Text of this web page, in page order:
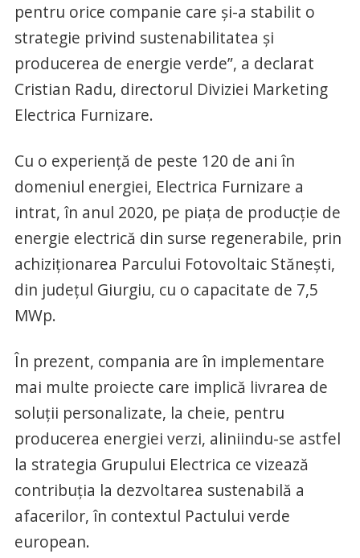
pentru orice companie care şi-a stabilit o
strategie privind sustenabilitatea şi
producerea de energie verde”, a declarat
Cristian Radu, directorul Diviziei Marketing
Electrica Furnizare.
Cu o experienţă de peste 120 de ani în
domeniul energiei, Electrica Furnizare a
intrat, în anul 2020, pe piaţa de producţie de
energie electrică din surse regenerabile, prin
achiziţionarea Parcului Fotovoltaic Stăneşti,
din judeţul Giurgiu, cu o capacitate de 7,5
MWp.
În prezent, compania are în implementare
mai multe proiecte care implică livrarea de
soluţii personalizate, la cheie, pentru
producerea energiei verzi, aliniindu-se astfel
la strategia Grupului Electrica ce vizează
contribuţia la dezvoltarea sustenabilă a
afacerilor, în contextul Pactului verde
european.